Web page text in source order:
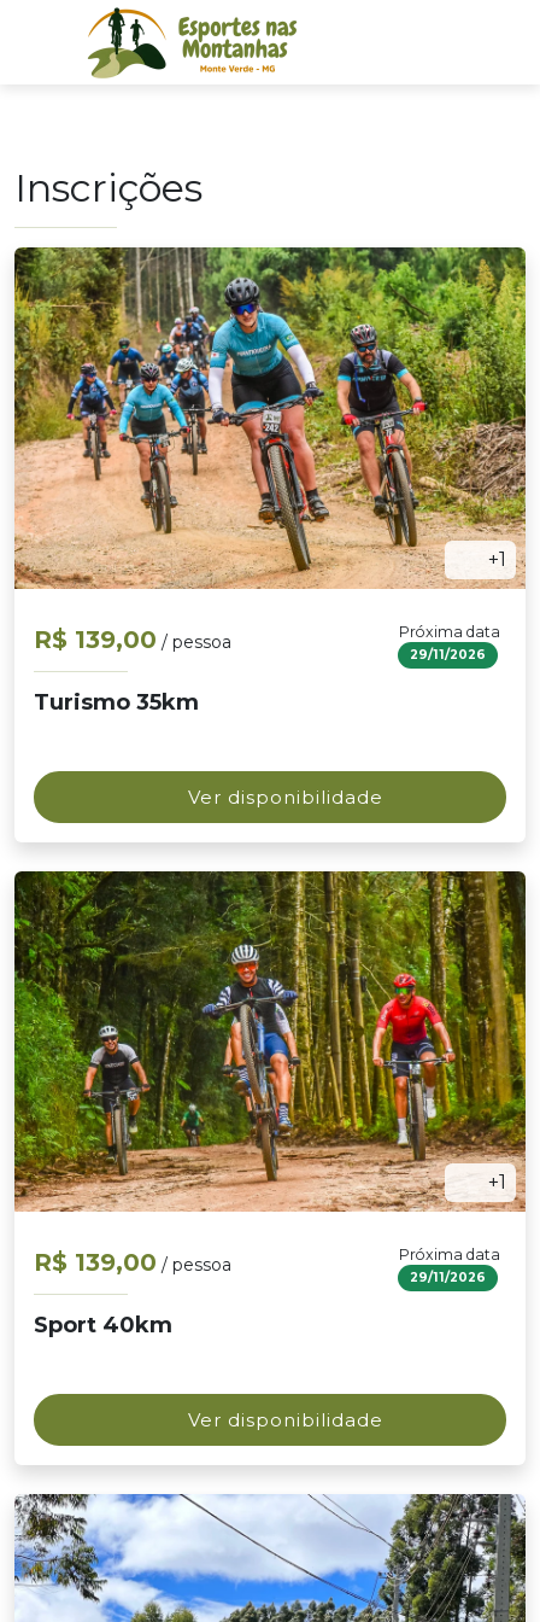
Inscrições
+1
Próxima data
29/11/2026
R$ 139,00 / pessoa
Turismo 35km
Ver disponibilidade
+1
Próxima data
29/11/2026
R$ 139,00 / pessoa
Sport 40km
Ver disponibilidade